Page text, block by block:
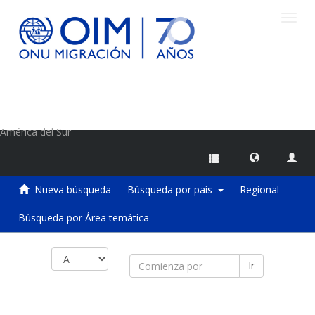
América del Sur
Nueva búsqueda Búsqueda por país Regional
Búsqueda por Área temática
Ir